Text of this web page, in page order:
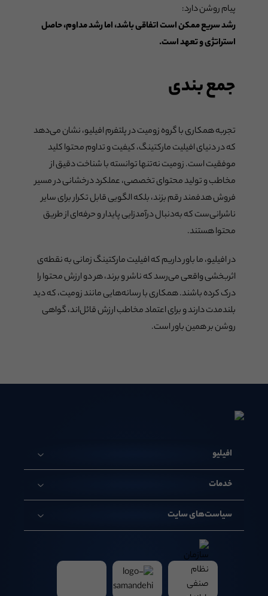
پیام روشن دارد:
رشد سریع ممکن است اتفاقی باشد، اما رشد مداوم، حاصل
استراتژی و تعهد است.
جمع بندی
تجربه همکاری با گروه زومیت در پلتفرم افیلیو، نشان می‌دهد
که در دنیای افیلیت مارکتینگ، کیفیت و تداوم محتوا کلید
موفقیت است. زومیت نه‌تنها توانسته با شناخت دقیق از
مخاطب و تولید محتوای تخصصی، عملکرد درخشانی در مسیر
فروش هدفمند رقم بزند، بلکه الگویی قابل تکرار برای سایر
ناشرانی‌ست که به‌دنبال درآمدزایی پایدار و حرفه‌ای از طریق
محتوا هستند.
در افیلیو، ما باور داریم که افیلیت مارکتینگ زمانی به نقطه‌ی
اثربخشی واقعی می‌رسد که ناشر و برند، هر دو ارزش محتوا را
درک کرده باشند. همکاری با رسانه‌هایی مانند زومیت، که دید
بلندمدت دارند و برای اعتماد مخاطب ارزش قائل‌اند، گواهی
روشن بر همین باور است.
افیلیو
خدمات
سیاست‌های سایت